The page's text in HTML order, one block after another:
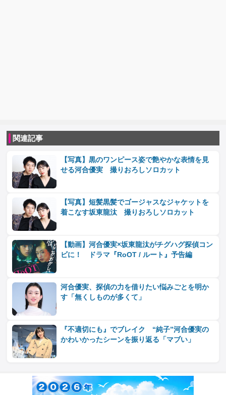
関連記事
【写真】黒のワンピース姿で艶やかな表情を見
せる河合優実 撮りおろしソロカット
【写真】短髪黒髪でゴージャスなジャケットを
着こなす坂東龍汰 撮りおろしソロカット
【動画】河合優実×坂東龍汰がチグハグ探偵コン
ビに！ ドラマ『RoOT / ルート』予告編
河合優実、探偵の力を借りたい悩みごとを明か
す「無くしものが多くて」
『不適切にも』でブレイク “純子”河合優実の
かわいかったシーンを振り返る「マブい」